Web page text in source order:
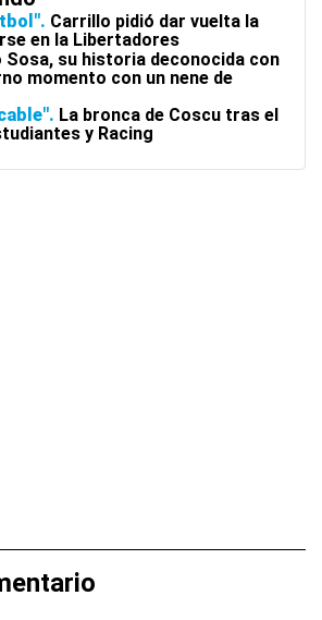
Carrillo pidió dar vuelta la
en la Libertadores
Sosa, su historia deconocida con
momento con un nene de
La bronca de Coscu tras el
y Racing